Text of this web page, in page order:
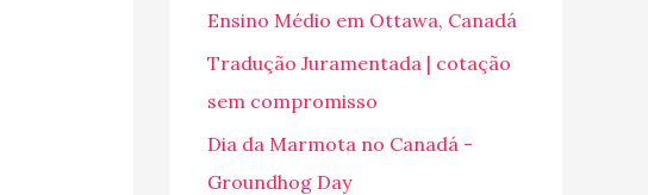
p
o
Ensino Médio em Ottawa, Canadá
Tradução Juramentada | cotação
sem compromisso
Dia da Marmota no Canadá -
Groundhog Day